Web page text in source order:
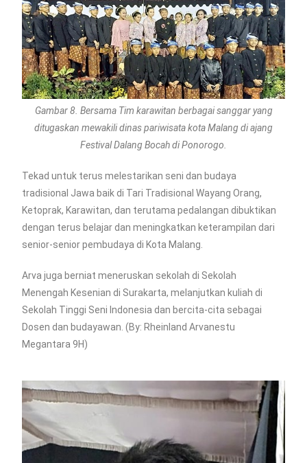
Gambar 8. Bersama Tim karawitan berbagai sanggar yang
ditugaskan mewakili dinas pariwisata kota Malang di ajang
Festival Dalang Bocah di Ponorogo.
Tekad untuk terus melestarikan seni dan budaya
tradisional Jawa baik di Tari Tradisional Wayang Orang,
Ketoprak, Karawitan, dan terutama pedalangan dibuktikan
dengan terus belajar dan meningkatkan keterampilan dari
senior-senior pembudaya di Kota Malang.
Arva juga berniat meneruskan sekolah di Sekolah
Menengah Kesenian di Surakarta, melanjutkan kuliah di
Sekolah Tinggi Seni Indonesia dan bercita-cita sebagai
Dosen dan budayawan. (By: Rheinland Arvanestu
Megantara 9H)